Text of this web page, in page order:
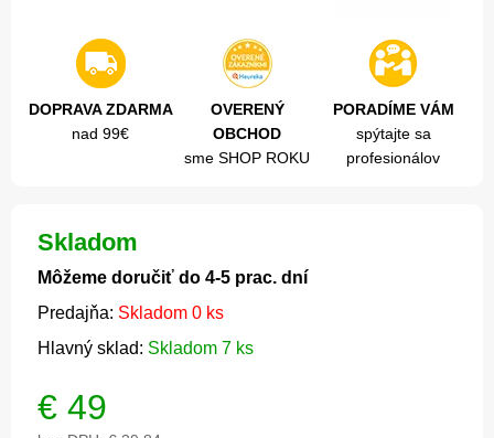
DOPRAVA ZDARMA
nad 99€
OVERENÝ
OBCHOD
sme SHOP ROKU
PORADÍME VÁM
spýtajte sa
profesionálov
Skladom
Môžeme doručiť do 4-5 prac. dní
Predajňa: Skladom 0 ks
Hlavný sklad: Skladom 7 ks
€ 49